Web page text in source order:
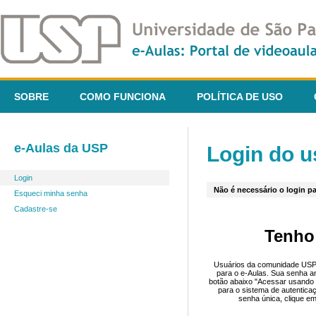
SOBRE COMO FUNCIONA POLÍTICA DE USO
e-Aulas da USP
Login
Esqueci minha senha
Cadastre-se
Login do
Não é necessário o login
Usuários da comunidade
para o e-Aulas. Sua senha
botão abaixo "Acessar
para o sistema de
senha única, clique